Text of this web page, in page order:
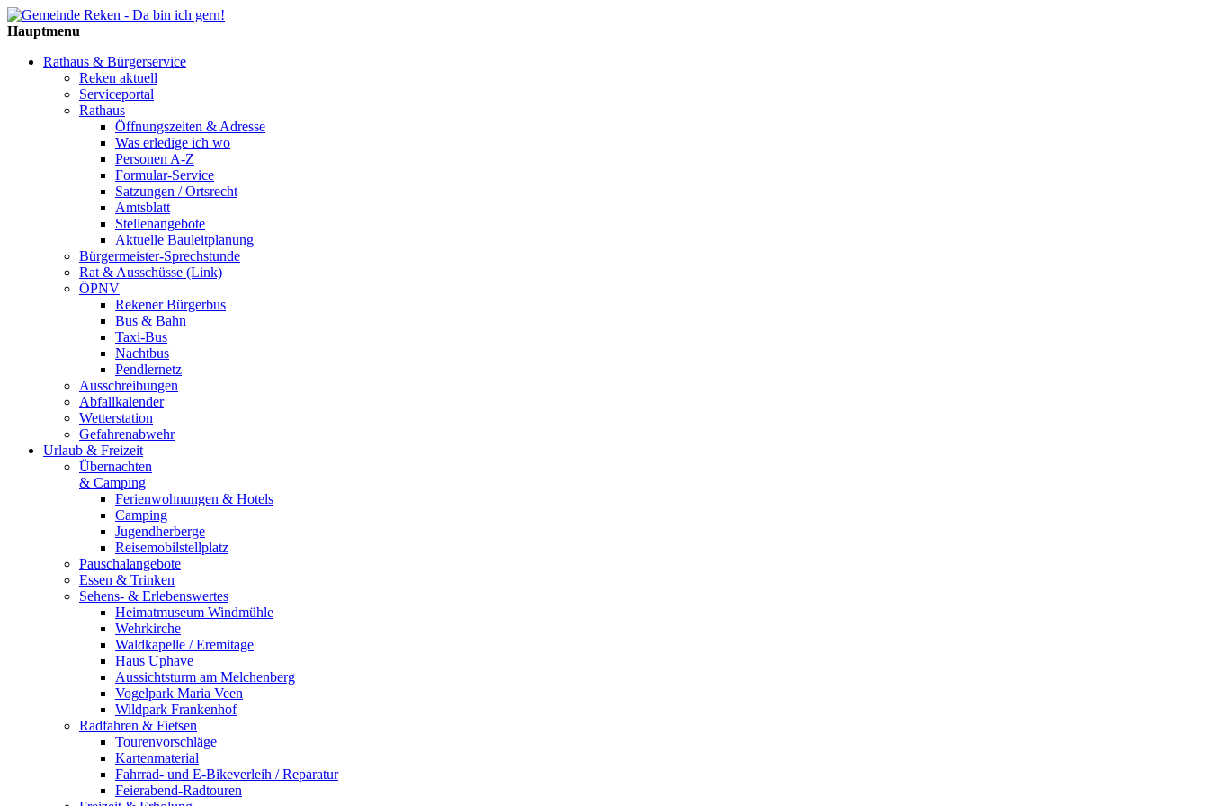
Hauptmenu
Rathaus & Bürgerservice
Reken aktuell
Serviceportal
Rathaus
Öffnungszeiten & Adresse
Was erledige ich wo
Personen A-Z
Formular-Service
Satzungen / Ortsrecht
Amtsblatt
Stellenangebote
Aktuelle Bauleitplanung
Bürgermeister-Sprechstunde
Rat & Ausschüsse (Link)
ÖPNV
Rekener Bürgerbus
Bus & Bahn
Taxi-Bus
Nachtbus
Pendlernetz
Ausschreibungen
Abfallkalender
Wetterstation
Gefahrenabwehr
Urlaub & Freizeit
Übernachten
& Camping
Ferienwohnungen & Hotels
Camping
Jugendherberge
Reisemobilstellplatz
Pauschalangebote
Essen & Trinken
Sehens- & Erlebenswertes
Heimatmuseum Windmühle
Wehrkirche
Waldkapelle / Eremitage
Haus Uphave
Aussichtsturm am Melchenberg
Vogelpark Maria Veen
Wildpark Frankenhof
Radfahren & Fietsen
Tourenvorschläge
Kartenmaterial
Fahrrad- und E-Bikeverleih / Reparatur
Feierabend-Radtouren